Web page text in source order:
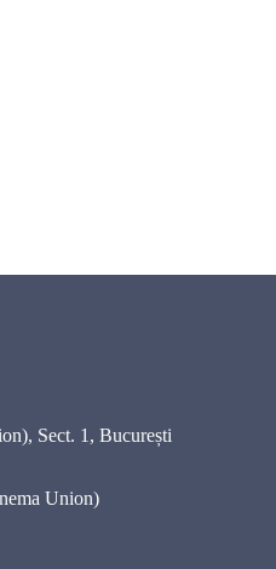
Sect. 1, București
Union)